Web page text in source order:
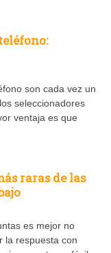
son cada vez un
seleccionadores
ventaja es que
raras de las
es mejor no
la respuesta con